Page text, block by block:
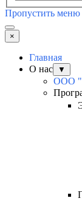
Пропустить меню
×
Главная
О нас
▼
ООО